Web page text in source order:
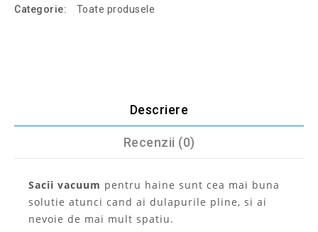
Categorie:
Toate produsele
Descriere
Recenzii (0)
Sacii vacuum pentru haine sunt cea mai buna
solutie atunci cand ai dulapurile pline, si ai
nevoie de mai mult spatiu.